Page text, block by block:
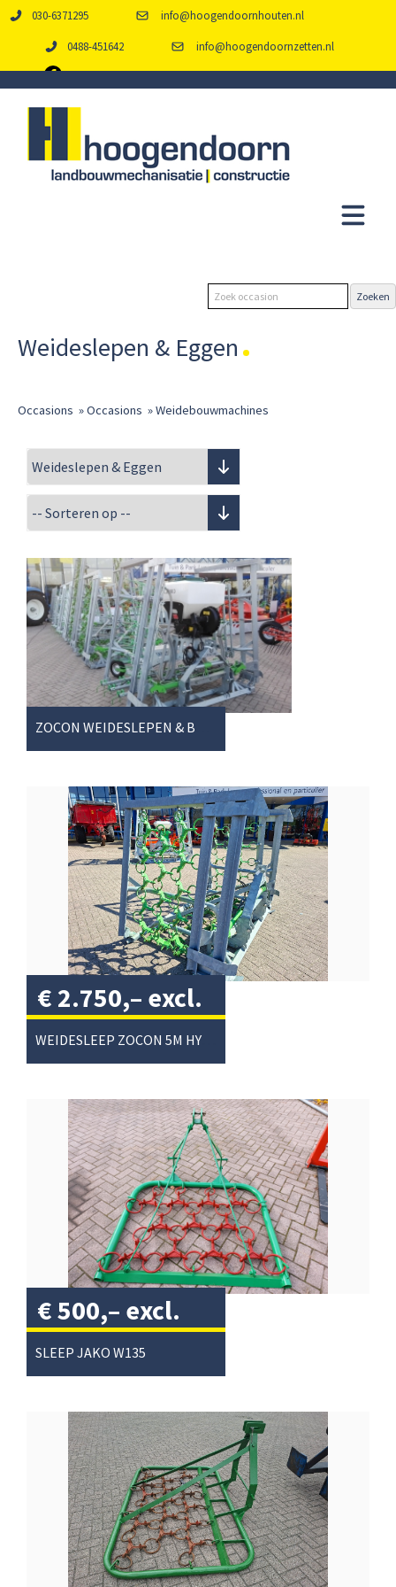
030-6371295 info@hoogendoornhouten.nl
0488-451642 info@hoogendoornzetten.nl
Weideslepen & Eggen
Occasions »Occasions »Weidebouwmachines
€ 2.750,– excl.
btw/
SLEEP JAKO W135
€500,– excl.
btw/